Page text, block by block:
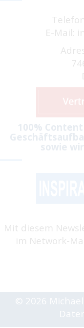
E-Mail:
100%
sowie
Mit diesem
im Network-
© 2026